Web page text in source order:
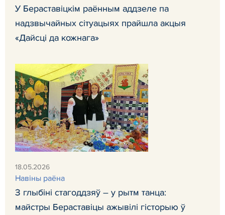
У Бераставіцкім раённым аддзеле па
надзвычайных сітуацыях прайшла акцыя
«Дайсці да кожнага»
18.05.2026
Навiны раёна
З глыбіні стагоддзяў – у рытм танца:
майстры Бераставіцы ажывілі гісторыю ў